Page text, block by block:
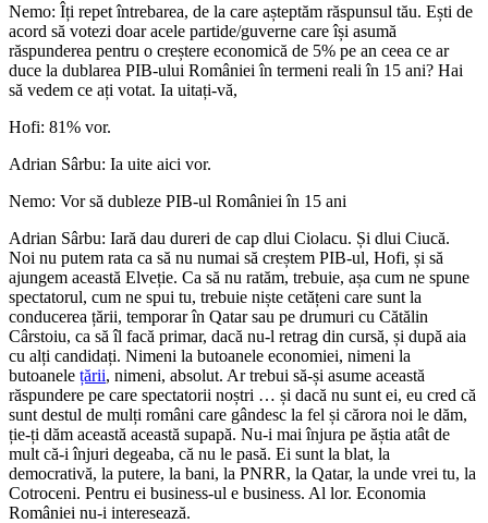
Nemo: Îți repet întrebarea, de la care așteptăm răspunsul tău. Ești de
acord să votezi doar acele partide/guverne care își asumă
răspunderea pentru o creștere economică de 5% pe an ceea ce ar
duce la dublarea PIB-ului României în termeni reali în 15 ani? Hai
să vedem ce ați votat. Ia uitați-vă,
Hofi: 81% vor.
Adrian Sârbu: Ia uite aici vor.
Nemo: Vor să dubleze PIB-ul României în 15 ani
Adrian Sârbu: Iară dau dureri de cap dlui Ciolacu. Și dlui Ciucă.
Noi nu putem rata ca să nu numai să creștem PIB-ul, Hofi, și să
ajungem această Elveție. Ca să nu ratăm, trebuie, așa cum ne spune
spectatorul, cum ne spui tu, trebuie niște cetățeni care sunt la
conducerea țării, temporar în Qatar sau pe drumuri cu Cătălin
Cârstoiu, ca să îl facă primar, dacă nu-l retrag din cursă, și după aia
cu alți candidați. Nimeni la butoanele economiei, nimeni la
butoanele țării, nimeni, absolut. Ar trebui să-și asume această
răspundere pe care spectatorii noștri … și dacă nu sunt ei, eu cred că
sunt destul de mulți români care gândesc la fel și cărora noi le dăm,
ție-ți dăm această această supapă. Nu-i mai înjura pe ăștia atât de
mult că-i înjuri degeaba, că nu le pasă. Ei sunt la blat, la
democrativă, la putere, la bani, la PNRR, la Qatar, la unde vrei tu, la
Cotroceni. Pentru ei business-ul e business. Al lor. Economia
României nu-i interesează.